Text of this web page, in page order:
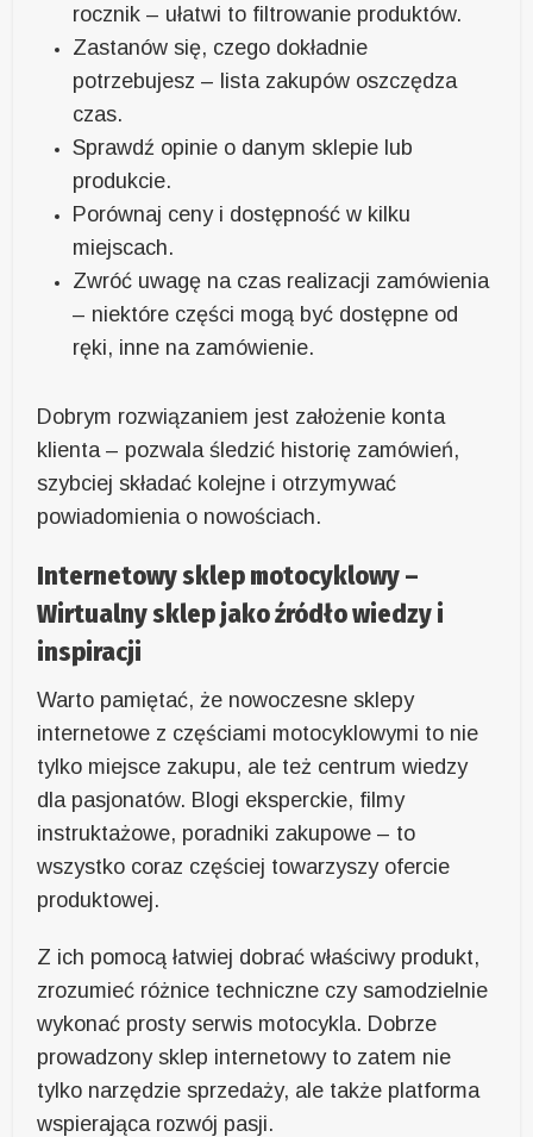
rocznik – ułatwi to filtrowanie produktów.
Zastanów się, czego dokładnie
potrzebujesz – lista zakupów oszczędza
czas.
Sprawdź opinie o danym sklepie lub
produkcie.
Porównaj ceny i dostępność w kilku
miejscach.
Zwróć uwagę na czas realizacji zamówienia
– niektóre części mogą być dostępne od
ręki, inne na zamówienie.
Dobrym rozwiązaniem jest założenie konta
klienta – pozwala śledzić historię zamówień,
szybciej składać kolejne i otrzymywać
powiadomienia o nowościach.
Internetowy sklep motocyklowy –
Wirtualny sklep jako źródło wiedzy i
inspiracji
Warto pamiętać, że nowoczesne sklepy
internetowe z częściami motocyklowymi to nie
tylko miejsce zakupu, ale też centrum wiedzy
dla pasjonatów. Blogi eksperckie, filmy
instruktażowe, poradniki zakupowe – to
wszystko coraz częściej towarzyszy ofercie
produktowej.
Z ich pomocą łatwiej dobrać właściwy produkt,
zrozumieć różnice techniczne czy samodzielnie
wykonać prosty serwis motocykla. Dobrze
prowadzony sklep internetowy to zatem nie
tylko narzędzie sprzedaży, ale także platforma
wspierająca rozwój pasji.